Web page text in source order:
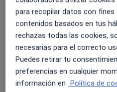
Cirugía de largamiento de
Detalles
Cirugía de la epifiosiodesis de
Detalles
+ 27 servicios
para recopilar datos con
contenidos basados en tus
rechazas todas las cookies,
necesarias para el correcto
Puedes retirar tu
preferencias en cualquier
información en Política de